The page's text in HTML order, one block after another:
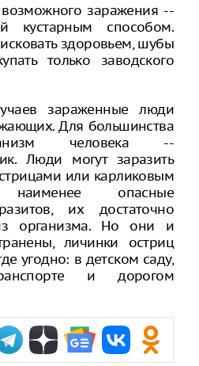
заражения --
кустарным способом.
здоровьем, шубы
только заводского
зараженные люди
Для большинства
человека --
Люди могут заразить
или карликовым
опасные
их достаточно
организма. Но они и
личинки остриц
угодно: в детском саду,
и дорогом